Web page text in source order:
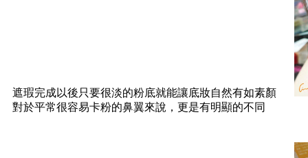
遮瑕完成以後只要很淡的粉底就能讓底妝自然有如素顏
對於平常很容易卡粉的鼻翼來說，更是有明顯的不同